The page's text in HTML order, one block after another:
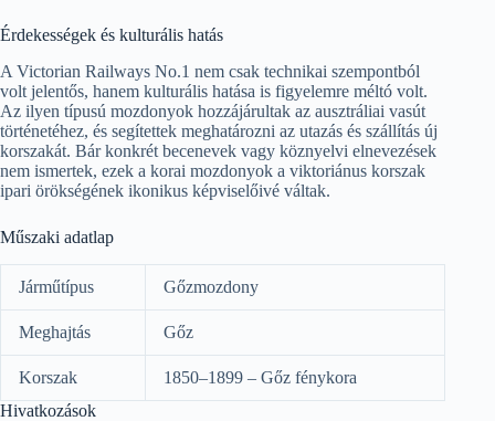
Érdekességek és kulturális hatás
A Victorian Railways No.1 nem csak technikai szempontból
volt jelentős, hanem kulturális hatása is figyelemre méltó volt.
Az ilyen típusú mozdonyok hozzájárultak az ausztráliai vasút
történetéhez, és segítettek meghatározni az utazás és szállítás új
korszakát. Bár konkrét becenevek vagy köznyelvi elnevezések
nem ismertek, ezek a korai mozdonyok a viktoriánus korszak
ipari örökségének ikonikus képviselőivé váltak.
Műszaki adatlap
Járműtípus Gőzmozdony
Meghajtás Gőz
Korszak
1850–1899 – Gőz fénykora
Hivatkozások